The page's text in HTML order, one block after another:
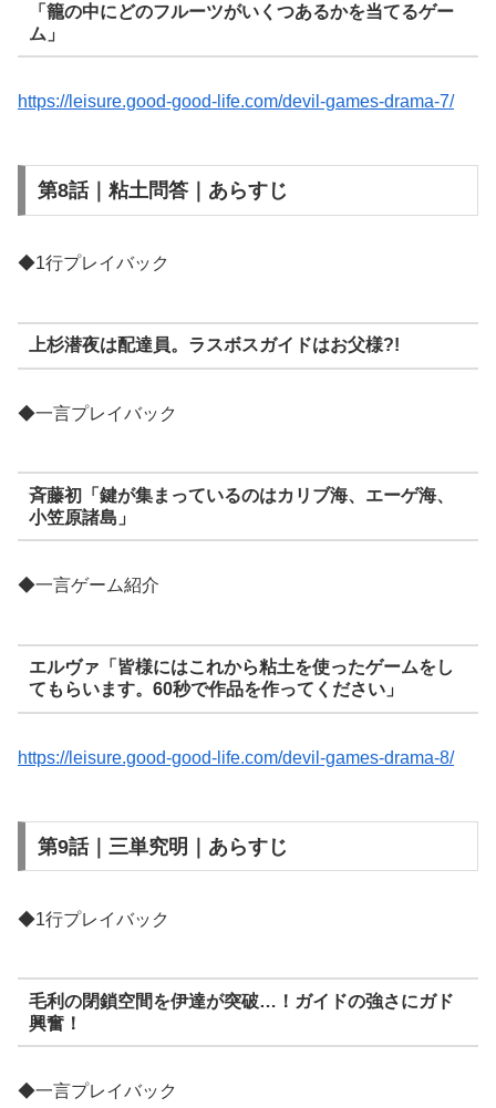
「籠の中にどのフルーツがいくつあるかを当てるゲー
ム」
https://leisure.good-good-life.com/devil-games-drama-7/
第8話｜粘土問答｜あらすじ
◆1行プレイバック
上杉潜夜は配達員。ラスボスガイドはお父様?!
◆一言プレイバック
斉藤初「鍵が集まっているのはカリブ海、エーゲ海、
小笠原諸島」
◆一言ゲーム紹介
エルヴァ「皆様にはこれから粘土を使ったゲームをし
てもらいます。60秒で作品を作ってください」
https://leisure.good-good-life.com/devil-games-drama-8/
第9話｜三単究明｜あらすじ
◆1行プレイバック
毛利の閉鎖空間を伊達が突破…！ガイドの強さにガド
興奮！
◆一言プレイバック